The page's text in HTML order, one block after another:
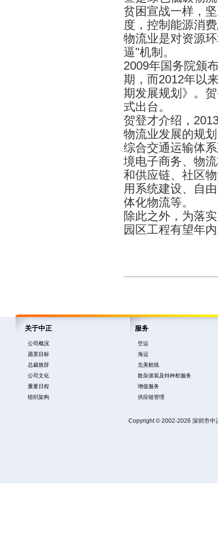
贫困宣战一样，
度，控制能源消
物流业是对资源
逼"机制。
2009年国务院颁
期，而2012年以
期发展规划》。
式出台。
贺登才介绍，
物流业发展的规
综合交通运输体
境电子商务、物
和供应链、社区
用系统建设、自
体化物流等。
除此之外，为落
园区工程有望年
关于中正
公司概况
愿景目标
总裁致辞
公司文化
重要日程
组织架构
服务
空运
海运
北美航线
散杂滚装及特种柜服务
增值服务
供应链管理
Copyright © 2002-2026 深圳市中